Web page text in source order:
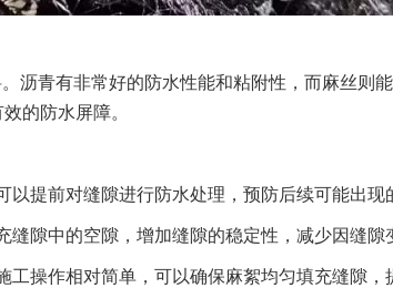
沥青有非常好的防水性能和粘附性，而麻丝则
的防水屏障。
提前对缝隙进行防水处理，预防后续可能出现
隙中的空隙，增加缝隙的稳定性，减少因缝隙
操作相对简单，可以确保麻絮均匀填充缝隙，